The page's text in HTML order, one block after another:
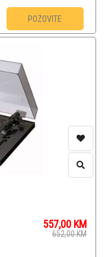
POZOVITE
557,00 KM
652,00KM